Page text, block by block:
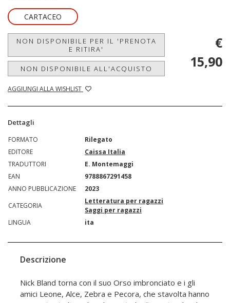
CARTACEO
NON DISPONIBILE PER IL 'PRENOTA
E RITIRA'
NON DISPONIBILE ALL'ACQUISTO
AGGIUNGI ALLA WISHLIST
€
15,90
Dettagli
FORMATO
Rilegato
EDITORE
Caissa Italia
TRADUTTORI
E. Montemaggi
EAN
9788867291458
ANNO PUBBLICAZIONE
2023
CATEGORIA
Letteratura per ragazzi
Saggi per ragazzi
LINGUA
ita
Descrizione
Nick Bland torna con il suo Orso imbronciato e i gli
amici Leone, Alce, Zebra e Pecora, che stavolta hanno